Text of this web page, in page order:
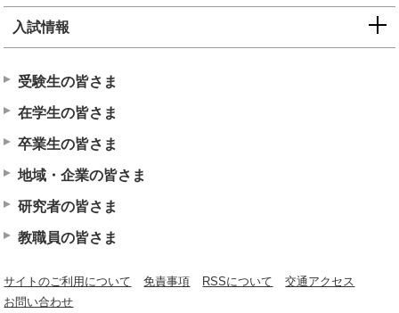
入試情報
受験生の皆さま
在学生の皆さま
卒業生の皆さま
地域・企業の皆さま
研究者の皆さま
教職員の皆さま
サイトのご利用について 免責事項 RSSについて
交通アクセス
お問い合わせ